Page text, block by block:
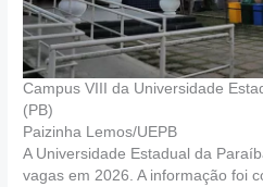
Campus VIII da Universidade
(PB)
Paizinha Lemos/UEPB
A Universidade Estadual da
vagas em 2026. A informação foi